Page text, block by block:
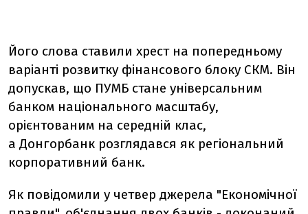
Його слова ставили хрест на попередньому
варіанті розвитку фінансового блоку СКМ. Він
допускав, що ПУМБ стане універсальним
банком національного масштабу,
орієнтованим на середній клас,
а Донгорбанк розглядався як регіональний
корпоративний банк.
Як повідомили у четвер джерела "Економічної